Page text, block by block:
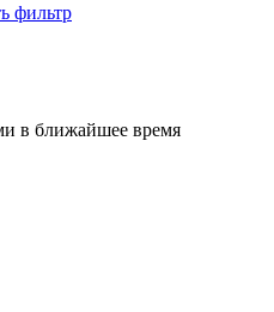
фильтр
в ближайшее время